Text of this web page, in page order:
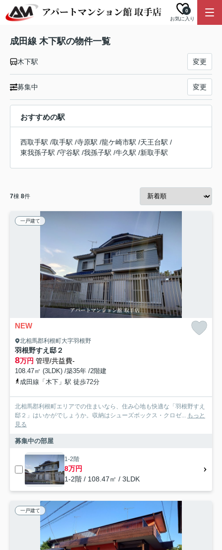
お気に入り
0
成田線 木下駅の物件一覧
木下駅 変更
募集中 変更
おすすめの駅
西取手駅 /取手駅 /寺原駅 /龍ケ崎市駅 /天王台駅 /
東我孫子駅 /守谷駅 /我孫子駅 /牛久駅 /新取手駅
7棟 8件
一戸建て
NEW
北相馬郡利根町大字羽根野
羽根野すえ邸２
8万円 管理/共益費-
108.47㎡ (3LDK) /築35年 /2階建
成田線「木下」駅 徒歩72分
北相馬郡利根町エリアでの住まいなら、住み心地も快適な「羽根野すえ
邸２」はいかがでしょうか。収納はシューズボックス・クロゼ... もっと
見る
募集中の部屋
1-2階
8万円
1-2階 / 108.47㎡ / 3LDK
一戸建て